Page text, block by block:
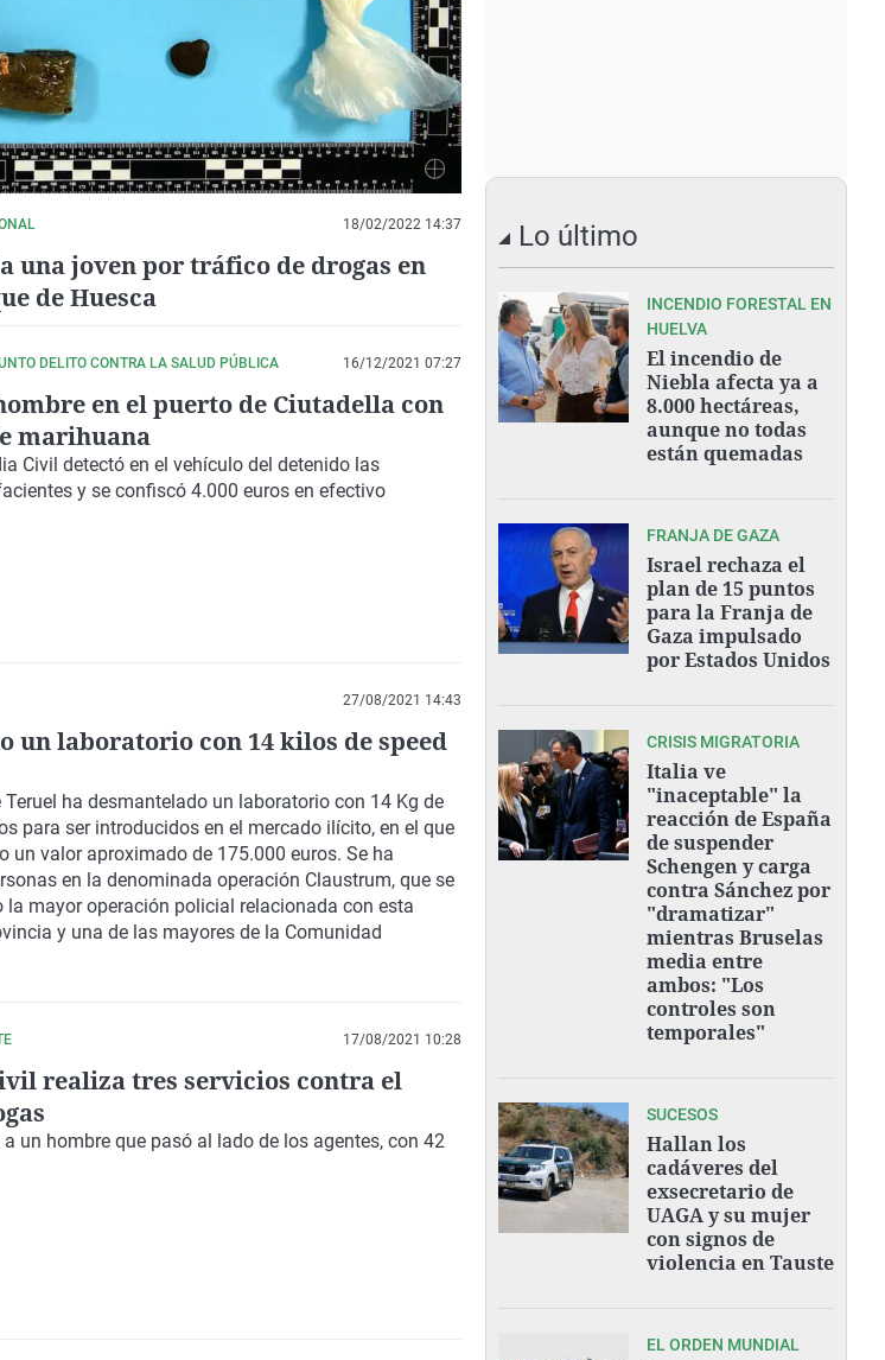
18/02/2022 14:37
una joven por tráfico de drogas en
de Huesca
DELITO CONTRA LA SALUD PÚBLICA 16/12/2021 07:27
en el puerto de Ciutadella con
marihuana
Civil detectó en el vehículo del detenido las
y se confiscó 4.000 euros en efectivo
27/08/2021 14:43
un laboratorio con 14 kilos de speed
Teruel ha desmantelado un laboratorio con 14 Kg de
para ser introducidos en el mercado ilícito, en el que
un valor aproximado de 175.000 euros. Se ha
en la denominada operación Claustrum, que se
mayor operación policial relacionada con esta
y una de las mayores de la Comunidad
17/08/2021 10:28
realiza tres servicios contra el
a un hombre que pasó al lado de los agentes, con 42
Lo último
INCENDIO FORESTAL EN
HUELVA
El incendio de
Niebla afecta ya a
8.000 hectáreas,
aunque no todas
están quemadas
FRANJA DE GAZA
Israel rechaza el
plan de 15 puntos
para la Franja de
Gaza impulsado
por Estados Unidos
CRISIS MIGRATORIA
Italia ve
"inaceptable" la
reacción de España
de suspender
Schengen y carga
contra Sánchez por
"dramatizar"
mientras Bruselas
media entre
ambos: "Los
controles son
temporales"
SUCESOS
Hallan los
cadáveres del
exsecretario de
UAGA y su mujer
con signos de
violencia en Tauste
EL ORDEN MUNDIAL